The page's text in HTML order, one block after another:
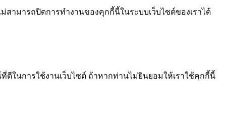
ามารถปิดการทำงานของคุกกี้นี้ในระบบเว็บไซต์ของเราได้
ในการใช้งานเว็บไซต์ ถ้าหากท่านไม่ยินยอมให้เราใช้คุกกี้นี้